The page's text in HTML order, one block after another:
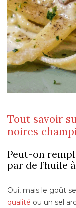
Tout savoir
noires
Peut-on
par de l’huile
Oui, mais le goût
qualité ou un sel